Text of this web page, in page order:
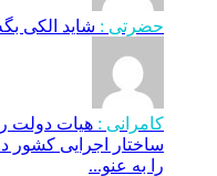
حضرتی : شاید الکی
کامرانی : هیات دولت
را به عنو...